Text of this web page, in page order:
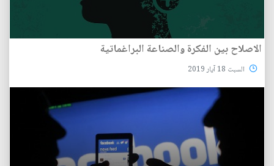
الاصلاح بين الفكرة والصناعة البراغماتية
السبت 18 آيار 2019